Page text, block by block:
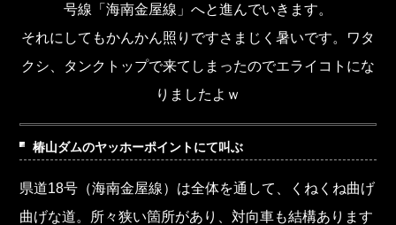
号線「海南金屋線」へと進んでいきます。
それにしてもかんかん照りですさまじく暑いです。ワタ
クシ、タンクトップで来てしまったのでエライコトにな
りましたよｗ
椿山ダムのヤッホーポイントにて叫ぶ
県道18号（海南金屋線）は全体を通して、くねくね曲げ
曲げな道。所々狭い箇所があり、対向車も結構あります